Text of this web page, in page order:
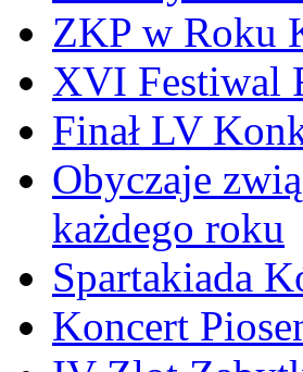
ZKP w Roku
XVI Festiwal
Finał LV
Obyczaje
każdego roku
Spartakiada
Koncert